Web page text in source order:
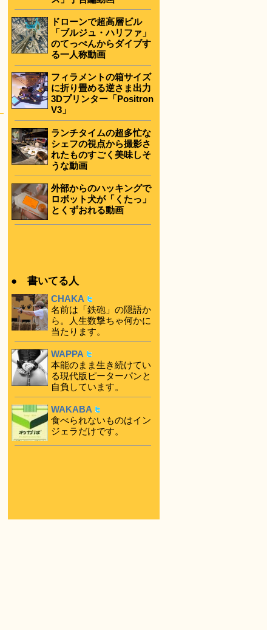
ドローンで超高層ビル
「ブルジュ・ハリファ」
のてっぺんからダイブす
る一人称動画
フィラメントの箱サイズ
に折り畳める逆さま出力
3Dプリンター「Positron
V3」
ランチタイムの超多忙な
シェフの視点から撮影さ
れたものすごく美味しそ
うな動画
外部からのハッキングで
ロボット犬が「くたっ」
とくずおれる動画
● 書いてる人
CHAKA
名前は「鉄砲」の隠語か
ら。人生数撃ちゃ何かに
当たります。
WAPPA
本能のまま生き続けてい
る現代版ピーターパンと
自負しています。
WAKABA
食べられないものはイン
ジェラだけです。